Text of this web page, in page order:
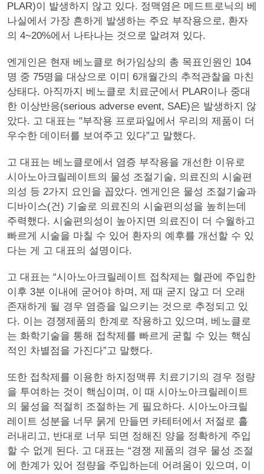
PLAR)이 발생하지 않고 있다. 정맥염은 메드트로닉의 베
나실에서 가장 흔하게 발생하는 주요 부작용으로, 환자
의 4~20%에서 나타나는 것으로 알려져 있다.
엔게인은 현재 베노클로 허가임상의 총 목표인원인 104
명 중 75명을 대상으로 이미 6개월간의 추적관찰을 마친
상태다. 아직까지 베노클로 치료군에서 PLAR이나 중대
한 이상반응(serious adverse event, SAE)은 발생하지 않
았다. 고 대표는 "부작용 프로파일에서 우리의 제품이 더
우수한 데이터를 보여주고 있다”고 말했다.
고 대표는 베노클로에서 염증 부작용을 개선한 이유로
시아노아크릴레이트의 물성 조절기술, 의료진의 시술편
의성 등 2가지 요인을 꼽았다. 엔게인은 물성 조절기술과
디바이스(건) 기술로 의료진의 시술편의성을 높히는데
주력했다. 시술편의성이 높아지면 의료진이 더 수월하고
빠르게 시술을 마칠 수 있어 환자의 예후를 개선할 수 있
다는 게 고 대표의 설명이다.
고 대표는 “시아노아크릴레이트 접착제는 혈관에 주입한
이후 3분 이내에 굳어야 하며, 제 때 굳지 않고 더 오래
존재하게 될 경우 염증을 일으키는 것으로 추정되고 있
다. 이는 경쟁제품의 한계로 작용하고 있으며, 베노클로
는 화학기술을 통해 접착제를 빠르게 굳힐 수 있는 핵심
적인 차별점을 가진다”고 말했다.
또한 접착제를 이용한 하지정맥류 치료기기의 경우 정량
을 투여하는 것이 핵심이며, 이 때 시아노아크릴레이트
의 물성을 적절히 조절하는 게 필요하다. 시아노아크릴
레이트 성분을 너무 묽게 만들면 카테터에서 저절로 흘
러내리고, 반대로 너무 되면 정해진 양을 정확하게 주입
할 수 없게 된다. 고 대표는 “경쟁 제품의 경우 물성 조절
에 한계가 있어 정량을 주입하는데 어려움이 있으며, 이